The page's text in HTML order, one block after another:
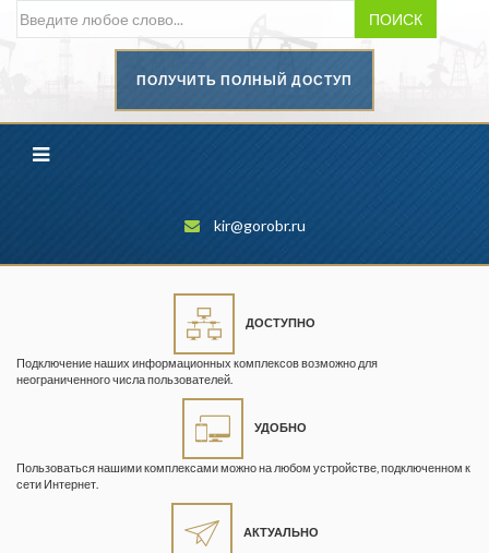
ПОИСК
ПОЛУЧИТЬ ПОЛНЫЙ ДОСТУП
kir@gorobr.ru
ДОСТУПНО
Подключение наших информационных комплексов возможно для
неограниченного числа пользователей.
УДОБНО
Пользоваться нашими комплексами можно на любом устройстве, подключенном к
сети Интернет.
АКТУАЛЬНО
промышленности
Геопрофи
Горнопромышленные ведомости
Кузбасса. Информационный